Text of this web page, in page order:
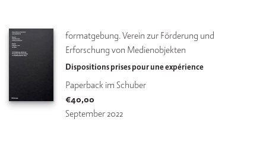
formatgebung. Verein zur Förderung und
Erforschung von Medienobjekten
Dispositions prises pour une expérience
Paperback im Schuber
€40,00
September 2022